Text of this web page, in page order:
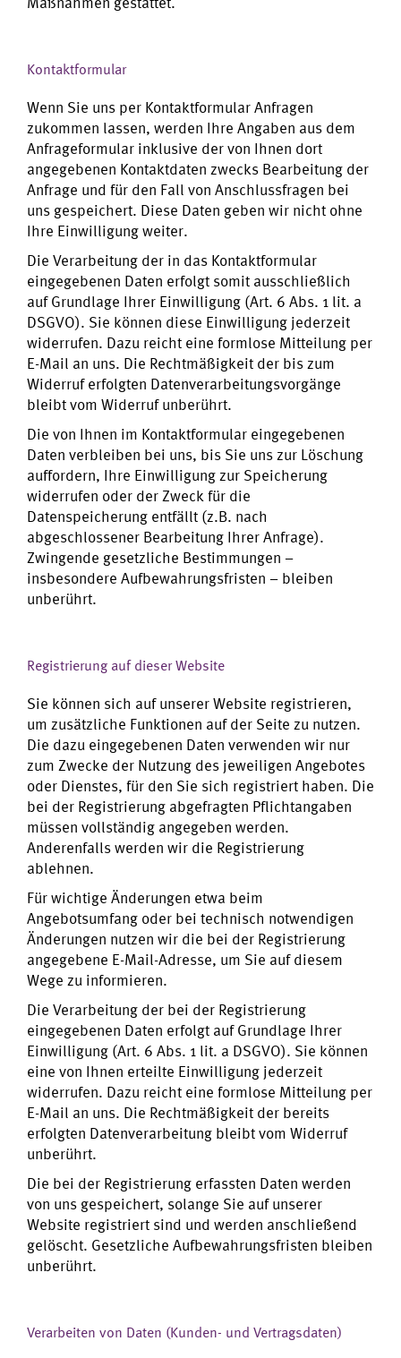
Kontaktformular
Wenn Sie uns per Kontaktformular Anfragen
zukommen lassen, werden Ihre Angaben aus dem
Anfrageformular inklusive der von Ihnen dort
angegebenen Kontaktdaten zwecks Bearbeitung der
Anfrage und für den Fall von Anschlussfragen bei
uns gespeichert. Diese Daten geben wir nicht ohne
Ihre Einwilligung weiter.
Die Verarbeitung der in das Kontaktformular
eingegebenen Daten erfolgt somit ausschließlich
auf Grundlage Ihrer Einwilligung (Art. 6 Abs. 1 lit. a
DSGVO). Sie können diese Einwilligung jederzeit
widerrufen. Dazu reicht eine formlose Mitteilung per
E-Mail an uns. Die Rechtmäßigkeit der bis zum
Widerruf erfolgten Datenverarbeitungsvorgänge
bleibt vom Widerruf unberührt.
Die von Ihnen im Kontaktformular eingegebenen
Daten verbleiben bei uns, bis Sie uns zur Löschung
auffordern, Ihre Einwilligung zur Speicherung
widerrufen oder der Zweck für die
Datenspeicherung entfällt (z.B. nach
abgeschlossener Bearbeitung Ihrer Anfrage).
Zwingende gesetzliche Bestimmungen –
insbesondere Aufbewahrungsfristen – bleiben
unberührt.
Registrierung auf dieser Website
Sie können sich auf unserer Website registrieren,
um zusätzliche Funktionen auf der Seite zu nutzen.
Die dazu eingegebenen Daten verwenden wir nur
zum Zwecke der Nutzung des jeweiligen Angebotes
oder Dienstes, für den Sie sich registriert haben. Die
bei der Registrierung abgefragten Pflichtangaben
müssen vollständig angegeben werden.
Anderenfalls werden wir die Registrierung
ablehnen.
Für wichtige Änderungen etwa beim
Angebotsumfang oder bei technisch notwendigen
Änderungen nutzen wir die bei der Registrierung
angegebene E-Mail-Adresse, um Sie auf diesem
Wege zu informieren.
Die Verarbeitung der bei der Registrierung
eingegebenen Daten erfolgt auf Grundlage Ihrer
Einwilligung (Art. 6 Abs. 1 lit. a DSGVO). Sie können
eine von Ihnen erteilte Einwilligung jederzeit
widerrufen. Dazu reicht eine formlose Mitteilung per
E-Mail an uns. Die Rechtmäßigkeit der bereits
erfolgten Datenverarbeitung bleibt vom Widerruf
unberührt.
Die bei der Registrierung erfassten Daten werden
von uns gespeichert, solange Sie auf unserer
Website registriert sind und werden anschließend
gelöscht. Gesetzliche Aufbewahrungsfristen bleiben
unberührt.
Verarbeiten von Daten (Kunden- und Vertragsdaten)